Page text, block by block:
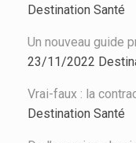
Destination Santé
Un nouveau guide
23/11/2022
Vrai-faux : la
Destination Santé